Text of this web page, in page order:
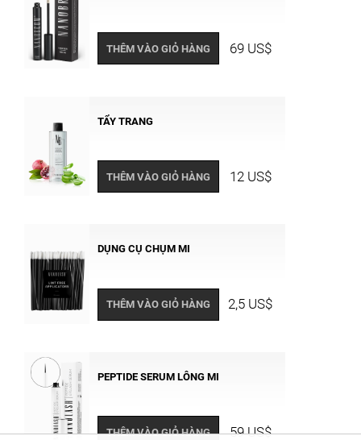
THÊM VÀO GIỎ HÀNG 69 US$
TẨY TRANG
THÊM VÀO GIỎ HÀNG 12 US$
DỤNG CỤ CHỤM MI
THÊM VÀO GIỎ HÀNG 2,5 US$
PEPTIDE SERUM LÔNG MI
THÊM VÀO GIỎ HÀNG 59 US$